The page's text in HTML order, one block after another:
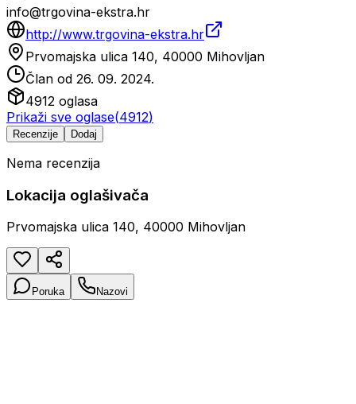
info@trgovina-ekstra.hr
http://www.trgovina-ekstra.hr
Prvomajska ulica 140, 40000 Mihovljan
Član od 26. 09. 2024.
4912 oglasa
Prikaži sve oglase(4912)
Recenzije Dodaj
Nema recenzija
Lokacija oglašivača
Prvomajska ulica 140, 40000 Mihovljan
Poruka Nazovi